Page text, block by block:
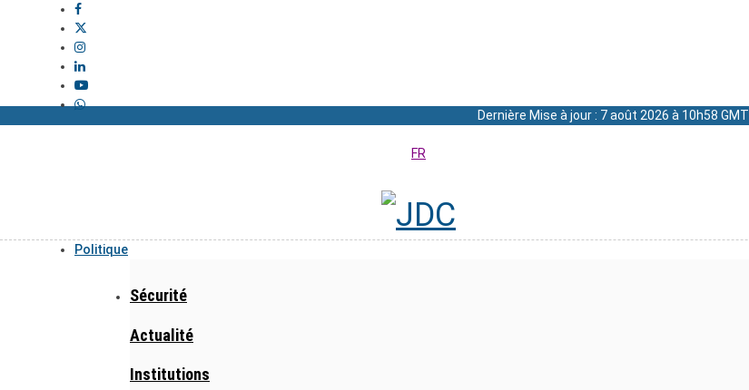
Dernière Mise à jour : 7 août 2026 à 10h58 GMT
FR
Politique
Sécurité
Actualité
Institutions